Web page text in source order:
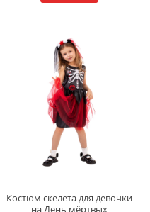
Костюм скелета для девочки
на День мёртвых